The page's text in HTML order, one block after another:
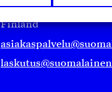
00130 Helsinki
Finland